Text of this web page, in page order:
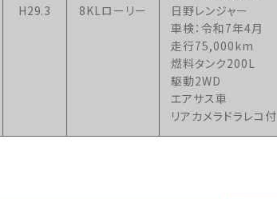
H29.3 8KLローリー
日野レンジャー
車検：令和7年4月
走行75,000km
燃料タンク200L
駆動2WD
エアサス車
リアカメラドラレコ付